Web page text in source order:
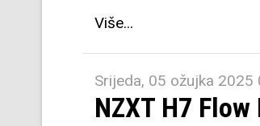
Više...
Srijeda, 05 ožujka 2025
NZXT H7 Flow